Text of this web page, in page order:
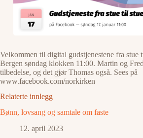
Velkommen til digital gudstjenestene fra stue
Bergen søndag klokken 11:00. Martin og
tilbedelse, og det gjør Thomas også. Sees på
www.facebook.com/norkirken
Relaterte innlegg
Bønn, lovsang og samtale om faste
12. april 2023